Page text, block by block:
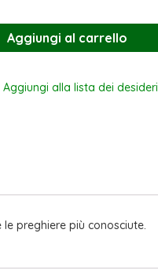
Aggiungi al carrello
Aggiungi alla lista dei desideri
preghiere più conosciute.